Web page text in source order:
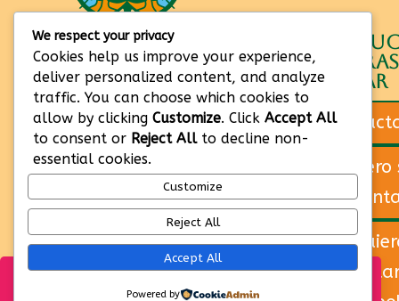
Protegemos
todas las
formas de
vida
mientras
construimos
maneras
sostenibles
de habitar
territorios
Explora
Nosotrxs
Viveros
Hermanos
RaveForesta
Festival
hay
ayudar
Quiero
We respect your privacy
Cookies help us improve your experience,
deliver personalized content, and analyze
traffic. You can choose which cookies to
allow by clicking Customize. Click Accept All
to consent or Reject Allto decline non-
essential cookies.
Customize
Reject All
Accept All
Powered by